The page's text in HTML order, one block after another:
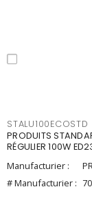
STALU100ECOSTD
PRODUITS
RÉGULIER 100W
Manufacturier :
# Manufacturier :